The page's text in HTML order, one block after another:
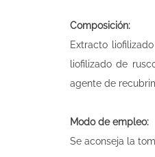
Composición:
Extracto
liofilizado de
agente de
Modo de empleo:
Se aconseja la